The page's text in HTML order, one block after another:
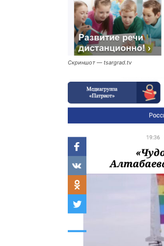
Скриншот — tsargrad.tv